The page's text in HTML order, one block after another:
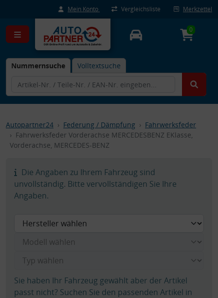
Mein Konto Vergleichsliste Merkzettel
Nummernsuche Volltextsuche
0
Autopartner24 Federung / Dämpfung
Fahrwerksfeder
Fahrwerksfeder Vorderachse MERCEDESBENZ EKlasse,
Vorderachse, MERCEDES-BENZ
Die Angaben zu Ihrem Fahrzeug sind
unvollständig. Bitte vervollständigen Sie Ihre
Angaben.
Sie haben Ihr Fahrzeug gewählt aber der Artikel
passt nicht? Suchen Sie den passenden Artikel in